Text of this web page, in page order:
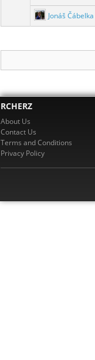
Jonáš Čábelka
RCHERZ
About Us
Contact Us
Terms and Conditions
Privacy Policy